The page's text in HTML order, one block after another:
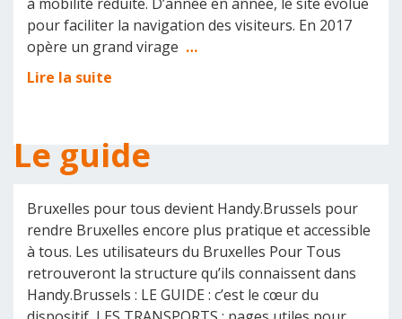
pour faciliter la navigation des visiteurs. En 2017
opère un grand virage …
Lire la suite
Le guide
Bruxelles pour tous devient Handy.Brussels pour
rendre Bruxelles encore plus pratique et accessible
à tous. Les utilisateurs du Bruxelles Pour Tous
retrouveront la structure qu’ils connaissent dans
Handy.Brussels : LE GUIDE : c’est le cœur du